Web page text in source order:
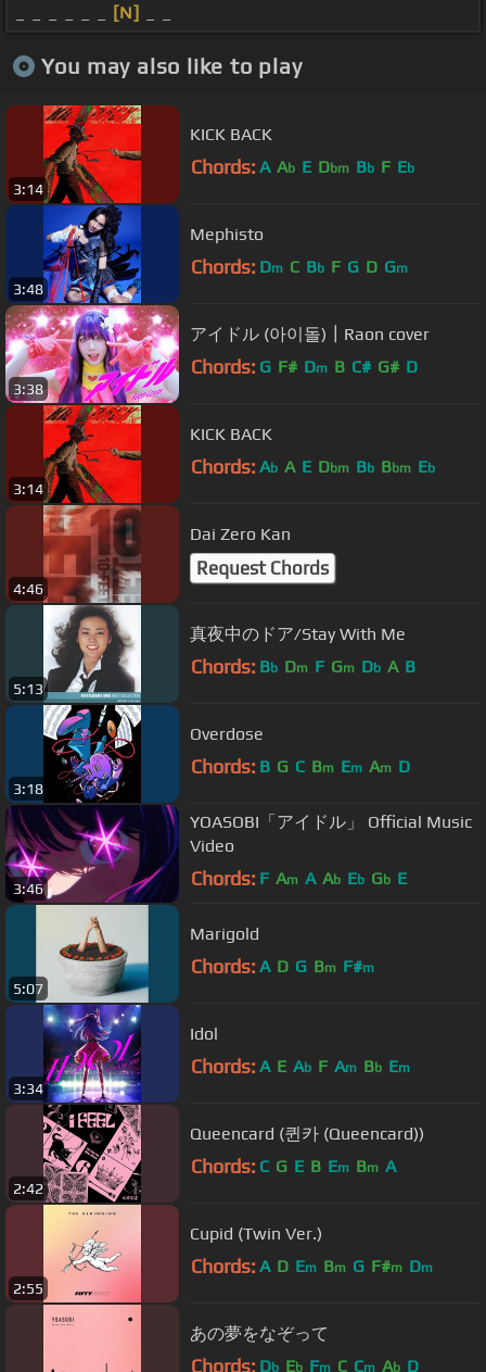
[N]
You may also like to play
3:14
KICK BACK
Chords: A Ab E Dbm Bb F Eb
3:48
Mephisto
Chords: Dm C Bb F G D Gm
3:38
アイドル (아이돌)┃Raon cover
Chords: G F# Dm B C# G# D
3:14
KICK BACK
Chords: Ab A E Dbm Bb Bbm Eb
4:46
Dai Zero Kan
Request Chords
5:13
真夜中のドア/Stay With Me
Chords: Bb Dm F Gm Db A B
3:18
Overdose
Chords: B G C Bm Em Am D
3:46
YOASOBI「アイドル」 Official Music
Video
Chords: F Am A Ab Eb Gb E
5:07
Marigold
Chords: A D G Bm F#m
3:34
Idol
Chords: A E Ab F Am Bb Em
2:42
Queencard (퀸카 (Queencard))
Chords: C G E B Em Bm A
2:55
Cupid (Twin Ver.)
Chords: A D Em Bm G F#m Dm
あの夢をなぞって
Chords: Db Eb Fm C Cm Ab D